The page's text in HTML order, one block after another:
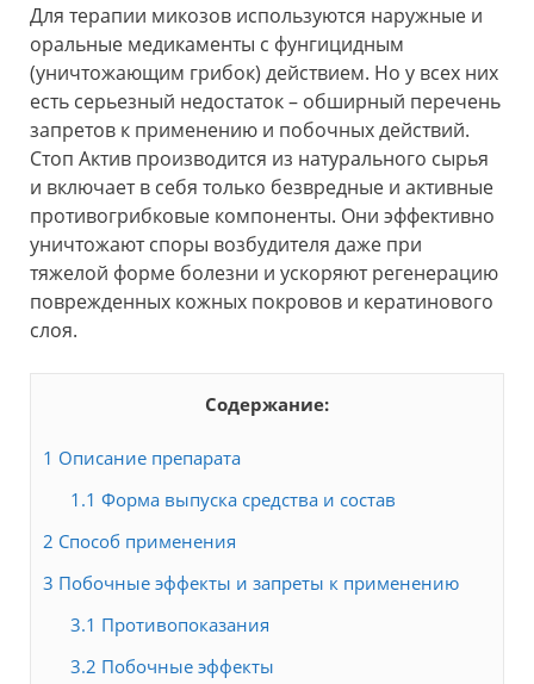
Для терапии микозов используются наружные и
оральные медикаменты с фунгицидным
(уничтожающим грибок) действием. Но у всех них
есть серьезный недостаток – обширный перечень
запретов к применению и побочных действий.
Стоп Актив производится из натурального сырья
и включает в себя только безвредные и активные
противогрибковые компоненты. Они эффективно
уничтожают споры возбудителя даже при
тяжелой форме болезни и ускоряют регенерацию
поврежденных кожных покровов и кератинового
слоя.
Содержание:
1 Описание препарата
1.1 Форма выпуска средства и состав
2 Способ применения
3 Побочные эффекты и запреты к применению
3.1 Противопоказания
3.2 Побочные эффекты